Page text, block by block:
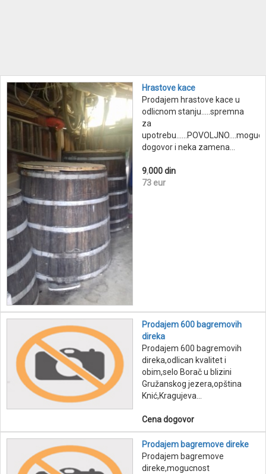
Hrastove kace
Prodajem hrastove kace u
odlicnom stanju.....spremna
za
upotrebu......POVOLJNO....moguc
dogovor i neka zamena...
9,000 din
73 eur
Prodajem 600 bagremovih
direka
Prodajem 600 bagremovih
direka,odlican kvalitet i
obim,selo Borač u blizini
Gružanskog jezera,opština
Knić,Kragujeva...
Cena dogovor
Prodajem bagremove direke
Prodajem bagremove
direke,mogucnost